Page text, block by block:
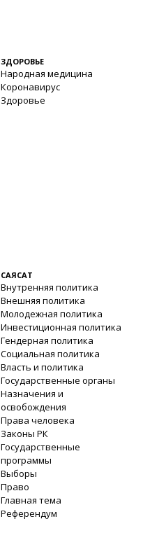
ЗДОРОВЬЕ
Народная медицина
Коронавирус
Здоровье
САЯСАТ
Внутренняя политика
Внешняя политика
Молодежная политика
Инвестиционная политика
Гендерная политика
Социальная политика
Власть и политика
Государственные органы
Назначения и
освобождения
Права человека
Законы РК
Государственные
программы
Выборы
Право
Главная тема
Референдум